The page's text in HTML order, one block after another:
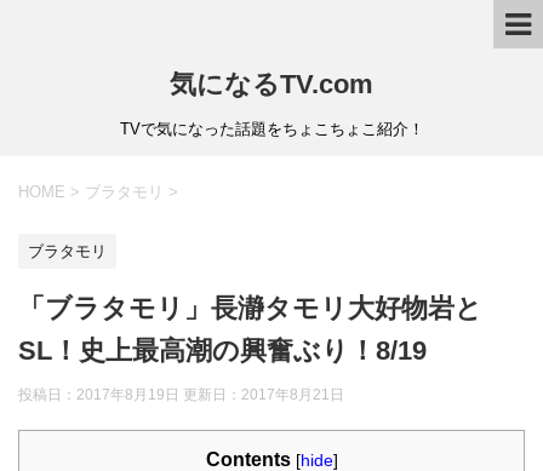
気になるTV.com
TVで気になった話題をちょこちょこ紹介！
HOME > ブラタモリ >
ブラタモリ
「ブラタモリ」長瀞タモリ大好物岩と
SL！史上最高潮の興奮ぶり！8/19
投稿日：2017年8月19日 更新日： 2017年8月21日
Contents [hide]